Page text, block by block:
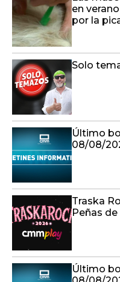
en
por la
Solo
Último
08/08/
Traska
Peñas
Último